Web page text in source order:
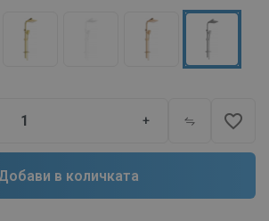
+ favorite_border
в количката